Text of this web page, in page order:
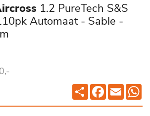
1.2 PureTech S&S
Automaat - Sable -
Deel Facebook
Email